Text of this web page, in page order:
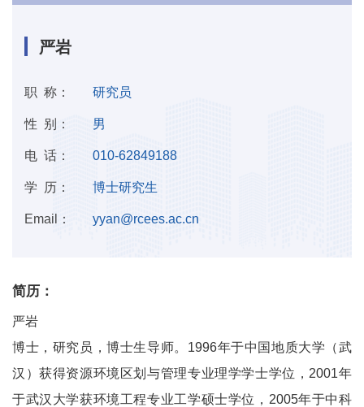
严岩
职 称： 研究员
性 别： 男
电 话： 010-62849188
学 历： 博士研究生
Email： yyan@rcees.ac.cn
简历：
严岩
博士，研究员，博士生导师。1996年于中国地质大学（武
汉）获得资源环境区划与管理专业理学学士学位，2001年
于武汉大学获环境工程专业工学硕士学位，2005年于中科